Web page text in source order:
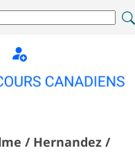
/ Hernandez /